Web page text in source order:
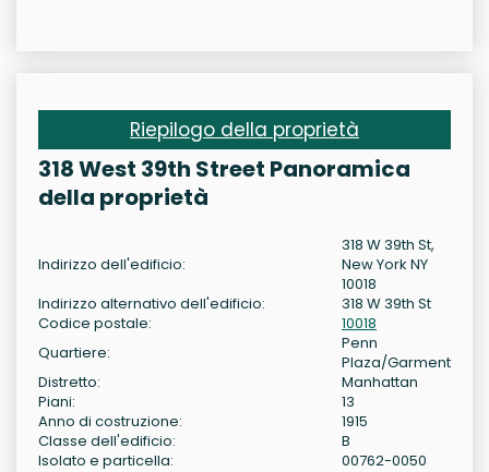
Riepilogo della proprietà
318 West 39th Street Panoramica
della proprietà
Indirizzo dell'edificio:
318 W 39th St,
New York NY
10018
Indirizzo alternativo dell'edificio:
318 W 39th St
Codice postale:
10018
Quartiere:
Penn
Plaza/Garment
Distretto:
Manhattan
Piani:
13
Anno di costruzione:
1915
Classe dell'edificio:
B
Isolato e particella:
00762-0050